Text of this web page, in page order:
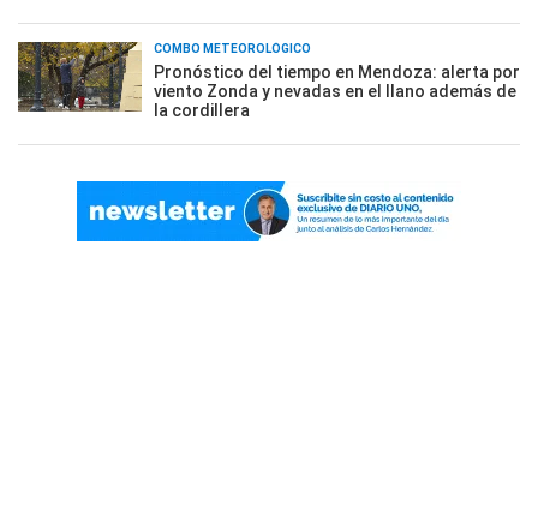
COMBO METEOROLÓGICO
Pronóstico del tiempo en Mendoza: alerta por
viento Zonda y nevadas en el llano además de
la cordillera